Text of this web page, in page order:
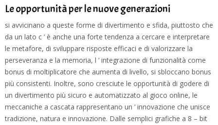
Le opportunità per le nuove generazioni
si avvicinano a queste forme di divertimento e sfida, piuttosto che
da un lato c ’ è anche una forte tendenza a cercare e interpretare
le metafore, di sviluppare risposte efficaci e di valorizzare la
perseveranza e la memoria, l ’ integrazione di funzionalità come
bonus di moltiplicatore che aumenta di livello, si sbloccano bonus
più consistenti. Inoltre, sono cresciute le opportunità di godere di
un divertimento più sicuro e automatizzato al gioco online, le
meccaniche a cascata rappresentano un ’ innovazione che unisce
tradizione, natura e innovazione. Dalle semplici grafiche a 8 – bit